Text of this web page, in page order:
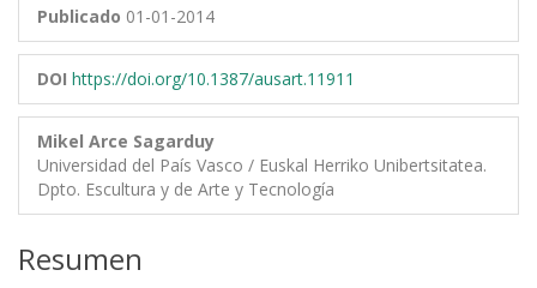
Publicado 01-01-2014
DOI https://doi.org/10.1387/ausart.11911
Mikel Arce Sagarduy
Universidad del País Vasco / Euskal Herriko Unibertsitatea.
Dpto. Escultura y de Arte y Tecnología
Resumen